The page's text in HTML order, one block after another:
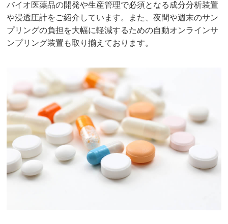
バイオ医薬品の開発や生産管理で必須となる成分分析装置
や浸透圧計をご紹介しています。また、夜間や週末のサン
プリングの負担を大幅に軽減するための自動オンラインサ
ンプリング装置も取り揃えております。